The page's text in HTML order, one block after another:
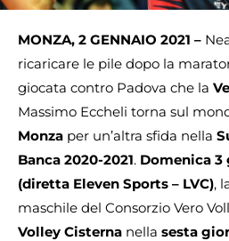
MONZA, 2 GENNAIO 2021 –
ricaricare le pile dopo la
giocata contro Padova che la
Massimo Eccheli torna sul
Monza per un’altra sfida nella
Banca 2020-2021. Domenica 3
(diretta Eleven Sports – LVC),
maschile del Consorzio Vero
Volley Cisterna nella sesta